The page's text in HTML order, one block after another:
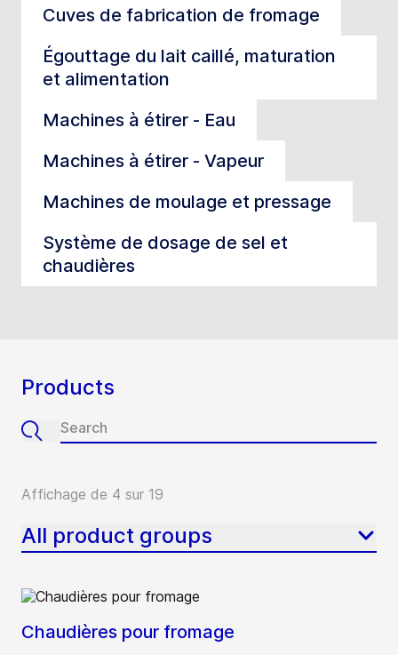
Cuves de fabrication de fromage
Égouttage du lait caillé, maturation
et alimentation
Machines à étirer - Eau
Machines à étirer - Vapeur
Machines de moulage et pressage
Système de dosage de sel et
chaudières
Products
Affichage de 4 sur 19
All product groups
Chaudières pour fromage